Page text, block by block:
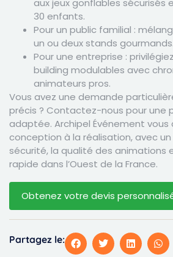
aux jeux gonflables sécurisés
30 enfants.
Pour un public familial :
un ou deux stands gourmands.
Pour une entreprise :
building modulables avec
animateurs pros.
Vous avez une demande
précis ? Contactez-nous pour une
adaptée. Archipel Événement
conception à la réalisation, avec
sécurité, la qualité des animations
rapide dans l’Ouest de la France.
Obtenez votre devis
Partagez le: